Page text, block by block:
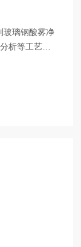
玻璃钢酸雾净
析等工艺过